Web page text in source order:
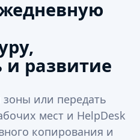
и развитие
или передать
мест и HelpDesk
копирования и